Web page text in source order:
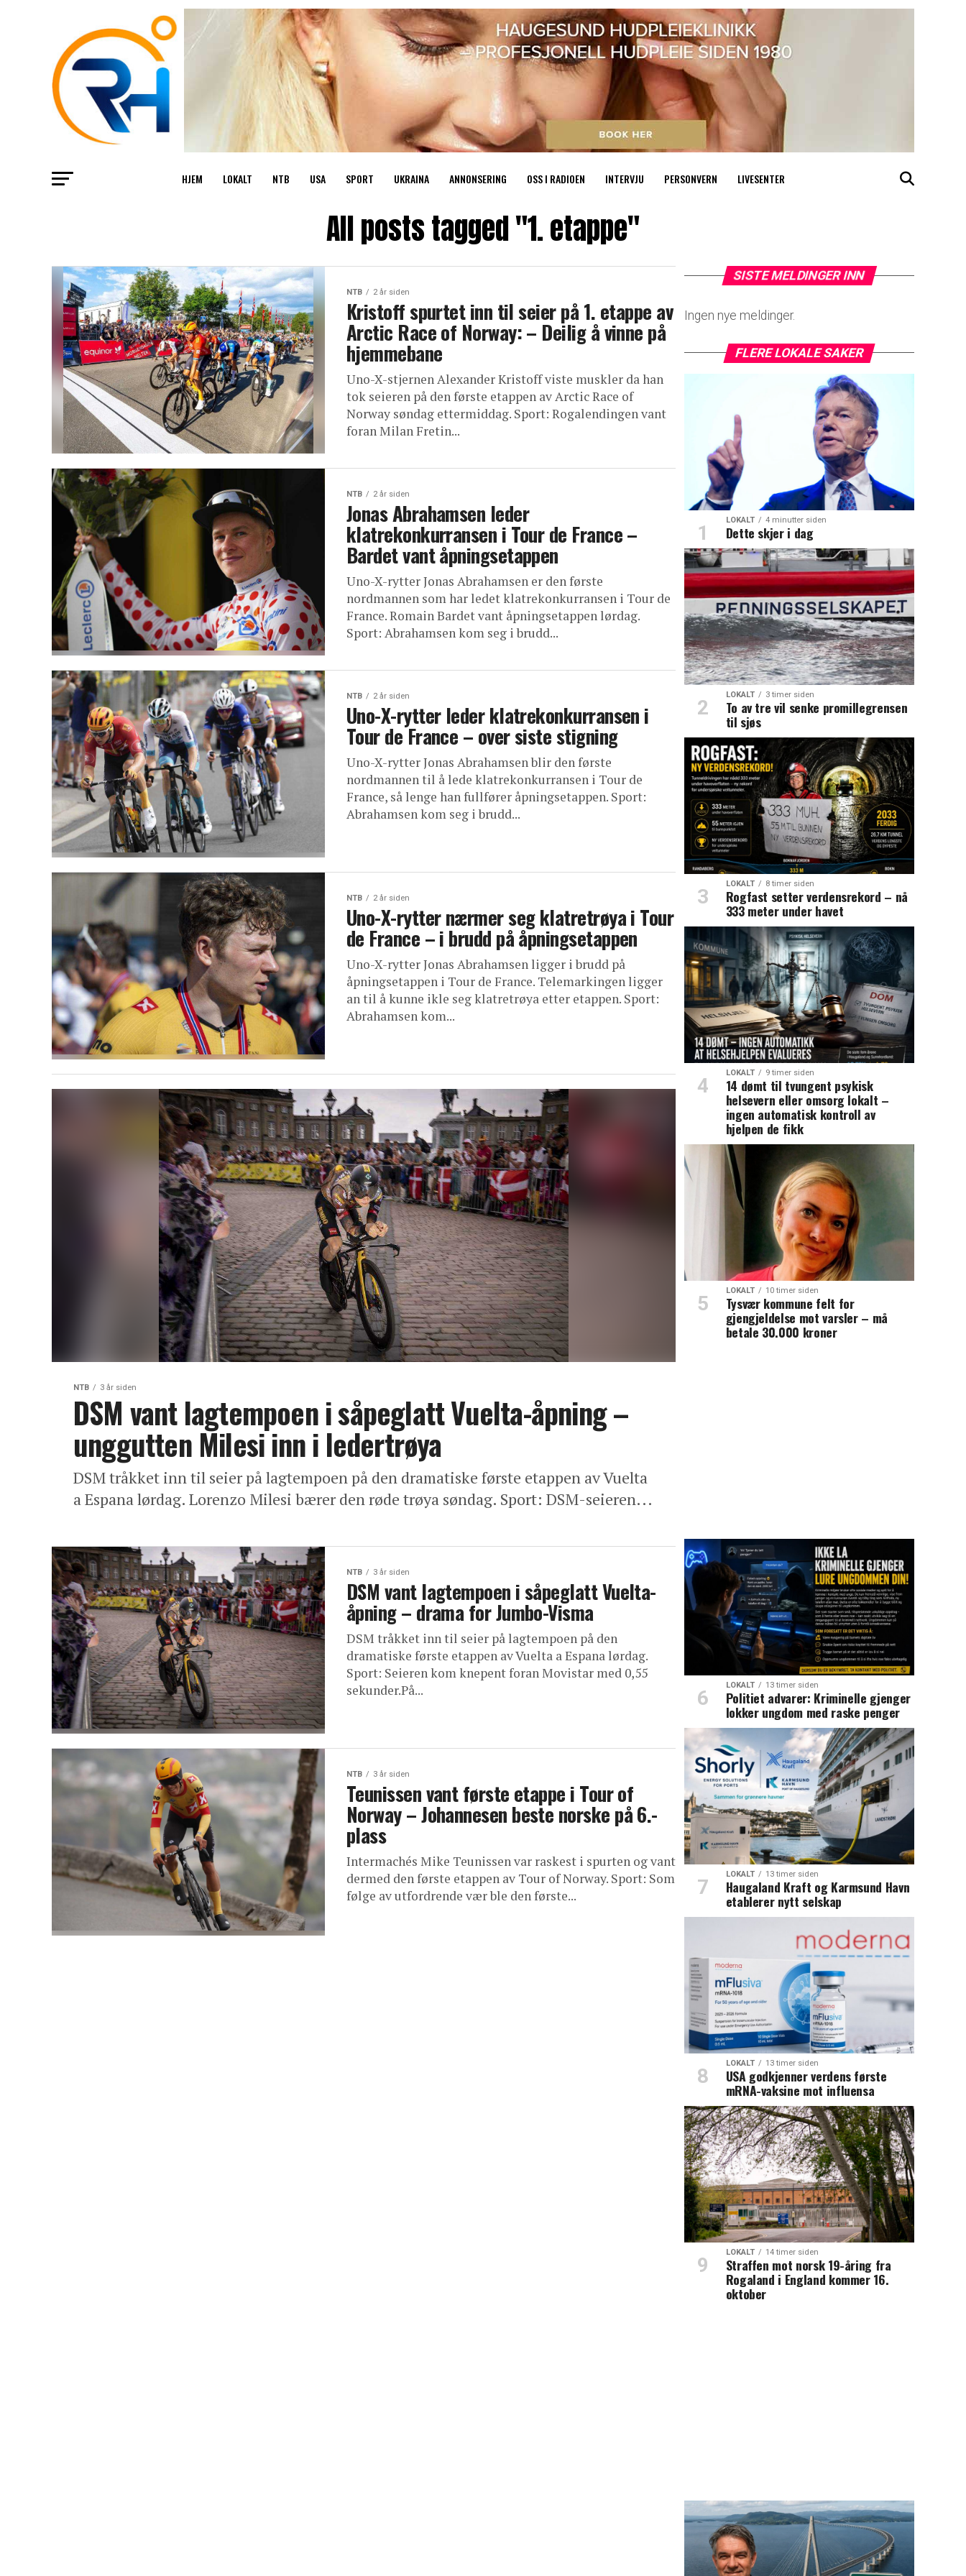
HJEM LOKALT NTB USA SPORT UKRAINA ANNONSERING OSS I RADIOEN INTERVJU PERSONVERN LIVESENTER
All posts tagged "1. etappe"
NTB 2 år siden
Kristoff spurtet inn til seier på 1. etappe av
Arctic Race of Norway: – Deilig å vinne på
hjemmebane
Uno-X-stjernen Alexander Kristoff viste muskler da han
tok seieren på den første etappen av Arctic Race of
Norway søndag ettermiddag. Sport: Rogalendingen vant
foran Milan Fretin...
NTB 2 år siden
Jonas Abrahamsen leder
klatrekonkurransen i Tour de France –
Bardet vant åpningsetappen
Uno-X-rytter Jonas Abrahamsen er den første
nordmannen som har ledet klatrekonkurransen i Tour de
France. Romain Bardet vant åpningsetappen lørdag.
Sport: Abrahamsen kom seg i brudd...
NTB 2 år siden
Uno-X-rytter leder klatrekonkurransen i
Tour de France – over siste stigning
Uno-X-rytter Jonas Abrahamsen blir den første
nordmannen til å lede klatrekonkurransen i Tour de
France, så lenge han fullfører åpningsetappen. Sport:
Abrahamsen kom seg i brudd...
NTB 2 år siden
Uno-X-rytter nærmer seg klatretrøya i Tour
de France – i brudd på åpningsetappen
Uno-X-rytter Jonas Abrahamsen ligger i brudd på
åpningsetappen i Tour de France. Telemarkingen ligger
an til å kunne ikle seg klatretrøya etter etappen. Sport:
Abrahamsen kom...
NTB 3 år siden
DSM vant lagtempoen i såpeglatt Vuelta-åpning –
unggutten Milesi inn i ledertrøya
DSM tråkket inn til seier på lagtempoen på den dramatiske første etappen av Vuelta
a Espana lørdag. Lorenzo Milesi bærer den røde trøya søndag. Sport: DSM-seieren...
NTB 3 år siden
DSM vant lagtempoen i såpeglatt Vuelta-
åpning – drama for Jumbo-Visma
DSM tråkket inn til seier på lagtempoen på den
dramatiske første etappen av Vuelta a Espana lørdag.
Sport: Seieren kom knepent foran Movistar med 0,55
sekunder.På...
NTB 3 år siden
Teunissen vant første etappe i Tour of
Norway – Johannesen beste norske på 6.-
plass
Intermachés Mike Teunissen var raskest i spurten og vant
dermed den første etappen av Tour of Norway. Sport: Som
følge av utfordrende vær ble den første...
SISTE MELDINGER INN
Ingen nye meldinger.
FLERE LOKALE SAKER
LOKALT 4 minutter siden
Dette skjer i dag
LOKALT 3 timer siden
To av tre vil senke promillegrensen
til sjøs
LOKALT 8 timer siden
Rogfast setter verdensrekord – nå
333 meter under havet
LOKALT 9 timer siden
14 dømt til tvungent psykisk
helsevern eller omsorg lokalt –
ingen automatisk kontroll av
hjelpen de fikk
LOKALT 10 timer siden
Tysvær kommune felt for
gjengjeldelse mot varsler – må
betale 30.000 kroner
LOKALT 13 timer siden
Politiet advarer: Kriminelle gjenger
lokker ungdom med raske penger
LOKALT 13 timer siden
Haugaland Kraft og Karmsund Havn
etablerer nytt selskap
LOKALT 13 timer siden
USA godkjenner verdens første
mRNA-vaksine mot influensa
LOKALT 14 timer siden
Straffen mot norsk 19-åring fra
Rogaland i England kommer 16.
oktober